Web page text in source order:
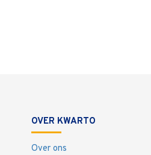
OVER KWARTO
Over ons